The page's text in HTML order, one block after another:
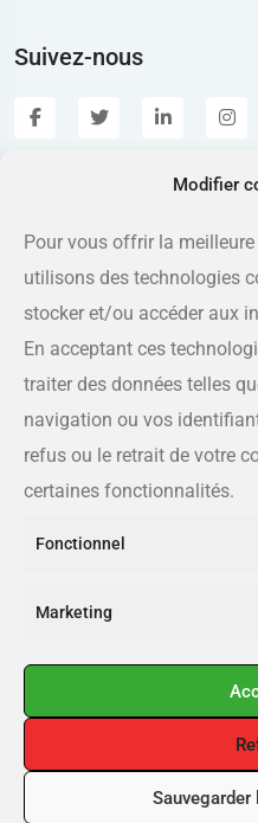
Modifier
Pour vous offrir la
utilisons des technologies
stocker et/ou accéder aux
En acceptant ces
traiter des données telles
navigation ou vos
refus ou le retrait de votre
certaines fonctionnalités.
Fonctionnel
Marketing
Sauvegarder
Suivez-nous
Adresse
175 rue Queen,
Téléphone
819-566-8810